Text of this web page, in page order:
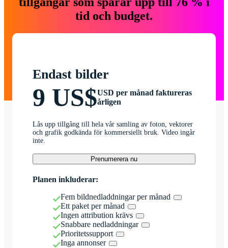
tid och budget.
Endast bilder
9 US$USD per månad faktureras
årligen
Lås upp tillgång till hela vår samling av foton, vektorer
och grafik godkända för kommersiellt bruk. Video ingår
inte.
Prenumerera nu
Planen inkluderar:
Fem bildnedladdningar per månad
Ett paket per månad
Ingen attribution krävs
Snabbare nedladdningar
Prioritetssupport
Inga annonser